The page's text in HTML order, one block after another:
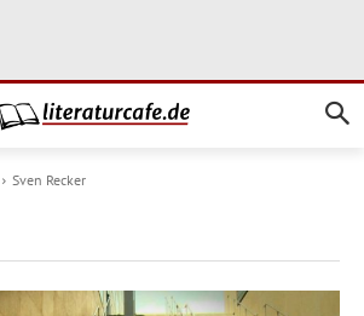
Sven Recker